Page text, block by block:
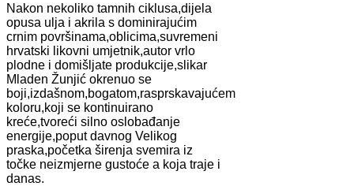
Nakon nekoliko tamnih ciklusa,dijela
opusa ulja i akrila s dominirajućim
crnim površinama,oblicima,suvremeni
hrvatski likovni umjetnik,autor vrlo
plodne i domišljate produkcije,slikar
Mladen Žunjić okrenuo se
boji,izdašnom,bogatom,rasprskavajućem
koloru,koji se kontinuirano
kreće,tvoreći silno oslobađanje
energije,poput davnog Velikog
praska,početka širenja svemira iz
točke neizmjerne gustoće a koja traje i
danas.